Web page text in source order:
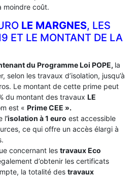
moindre coût.
LE MARGNES, LES
ET LE MONTANT DE LA
du Programme Loi POPE, la
selon les travaux d’isolation, jusqu’à
Le montant de cette prime peut
du montant des travaux LE
est « Prime CEE ».
l‘isolation à 1 euro est accessible
ce qui offre un accès élargi à
concernant les travaux Eco
d’obtenir les certificats
la totalité des travaux